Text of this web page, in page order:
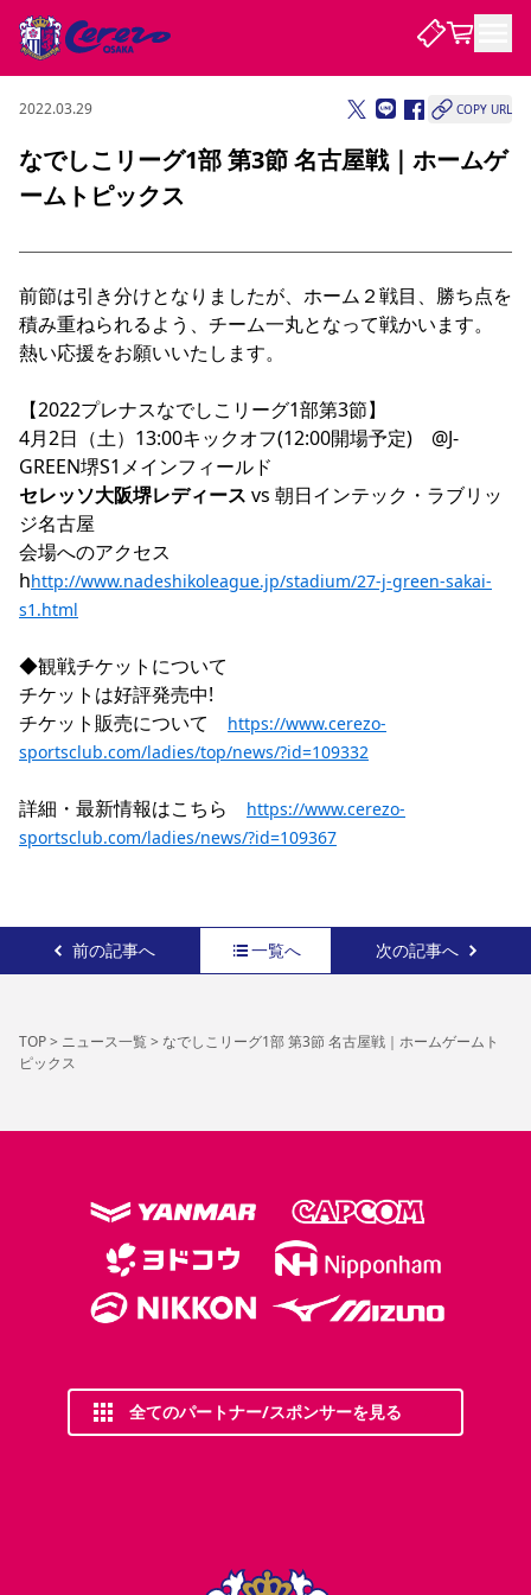
試合・チーム
試合について
チームについて
選手・スタッフ スケジュール メディア情報 アクセス レディース
アカデミー
ハナサカプレーヤー 歴代所属選手
観戦する
チケット情報 販売スケジュール 価格・席種 購入方法
シーズンシート 法人シーズンシート 福祉サービス
団体チケット
特定興行入場券 譲渡サービス リセールサービス
観戦ガイド
初めて観戦ガイド キッズ向けサービス グルメ マッチデープログラム
観戦マナー&ルール ビジターサポーター観戦ガイド
スタジアム
YANMAR HANASAKA STADIUM
DAZNで観戦
アウェイツアー
アウェイツアー
よくある質問
よくある質問
セレッソ大阪について
クラブ紹介 沿革 シーズン記録 求人情報
サポートする
パートナー企業募集中 セレッソ大阪VISAカード
サポートスタッフ
セレッソアイデアちょうだいな
応援商店街
Lise（ライセンスビジネス）
サステナビリティポリシー
スポーツクラブ
スポーツクラブ
関連団体/施設
長居公園 セレッソフットサルパーク セレッソフットサルパーク長居
セレッソスポーツパーク舞洲
YANMAR HANASAKA STADIUM
セレッソ大阪アカデミー
子供のサッカースクール
ファンクラブ
ファンクラブ
SAKURA SOCIO SAKURA POINT Program
招待券引換方法
まいセレチケット 会員規定 婚姻届・出生届・命名書
ニュース
ニュース
すべて チーム グッズ
ホームタウン
パートナー スポーツクラブ メディア 30周年
レディース
アカデミー
2022.03.29 COPY URL
なでしこリーグ1部 第3節 名古屋戦｜ホームゲ
ームトピックス
前節は引き分けとなりましたが、ホーム２戦目、勝ち点を
積み重ねられるよう、チーム一丸となって戦かいます。
熱い応援をお願いいたします。
【2022プレナスなでしこリーグ1部第3節】
4月2日（土）13:00キックオフ(12:00開場予定)　@J-
セレッソ大阪堺レディース vs 朝日インテック・ラブリッ
ジ名古屋
会場へのアクセス
hhttp://www.nadeshikoleague.jp/stadium/27-j-green-sakai-
s1.html
◆観戦チケットについて
チケットは好評発売中!
チケット販売について
https://www.cerezo-
sportsclub.com/ladies/top/news/?id=109332
詳細・最新情報はこちら
https://www.cerezo-
sportsclub.com/ladies/news/?id=109367
前の記事へ 一覧へ 次の記事へ
TOP> ニュース一覧> なでしこリーグ1部 第3節 名古屋戦｜ホームゲームト
ピックス
全てのパートナー/スポンサーを見る